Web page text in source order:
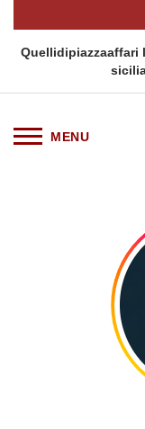
Quellidipiazzaaffari